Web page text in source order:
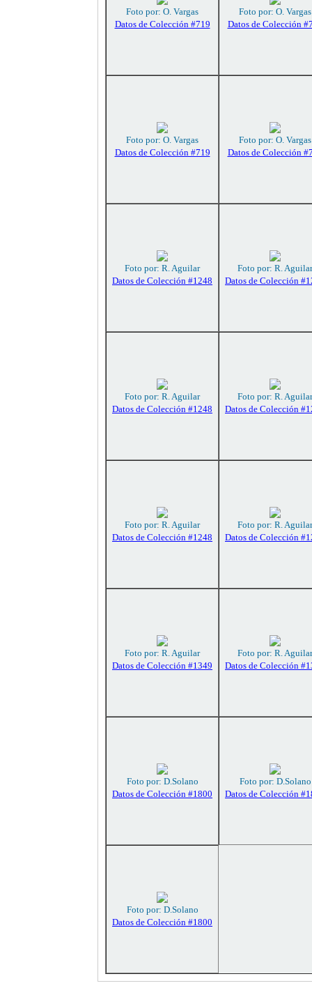
Foto por: O. Vargas
Datos de Colección #719
Foto por: O. Vargas
Datos de Colección
Foto por: O. Vargas
Datos de Colección #719
Foto por: O. Vargas
Datos de Colección
Foto por: R. Aguilar
Datos de Colección #1248
Foto por: R. Aguilar
Datos de Colección
Foto por: R. Aguilar
Datos de Colección #1248
Foto por: R. Aguilar
Datos de Colección
Foto por: R. Aguilar
Datos de Colección #1248
Foto por: R. Aguilar
Datos de Colección
Foto por: R. Aguilar
Datos de Colección #1349
Foto por: R. Aguilar
Datos de Colección
Foto por: D.Solano
Datos de Colección #1800
Foto por: D.Solano
Datos de Colección
Foto por: D.Solano
Datos de Colección #1800